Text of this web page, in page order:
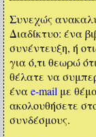
Συνεχώς
Διαδίκτυο: ένα
συνέντευξη, ή
για ό,τι θεωρώ
θέλατε να
έναe-mail με
ακολουθήσετε
συνδέσμους.